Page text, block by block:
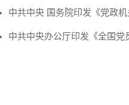
中共中央 国务院印发《党政机
中共中央办公厅印发《全国党